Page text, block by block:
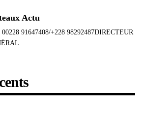
Actu
91647408/+228 98292487DIRECTEUR